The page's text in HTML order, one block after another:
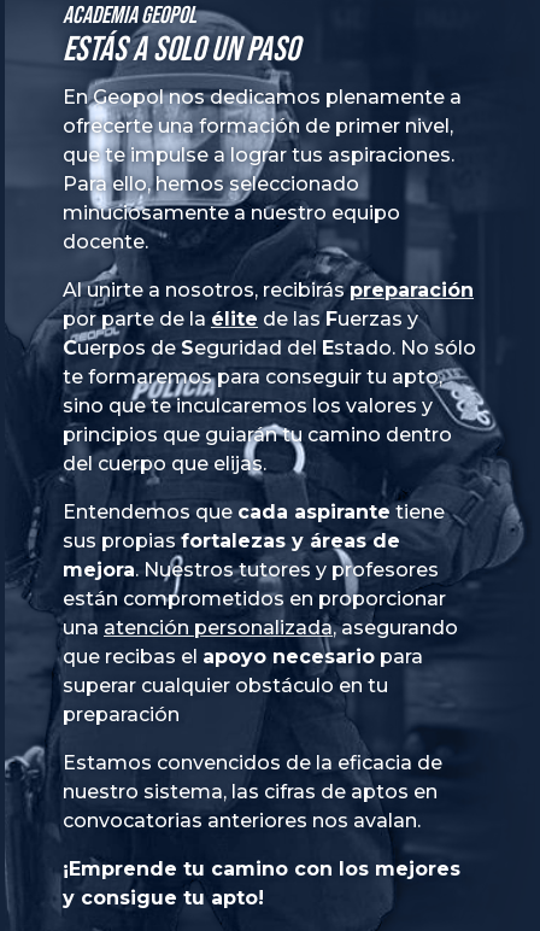
Academia GeoPol
Estás a solo un paso
En Geopol nos dedicamos plenamente a
ofrecerte una formación de primer nivel,
que te impulse a lograr tus aspiraciones.
Para ello, hemos seleccionado
minuciosamente a nuestro equipo
docente.
Al unirte a nosotros, recibiráspreparación
por parte de la élite de las Fuerzas y
Cuerpos de Seguridad del Estado. No sólo
te formaremos para conseguir tu apto,
sino que te inculcaremos los valores y
principios que guiarán tu camino dentro
del cuerpo que elijas.
Entendemos que cada aspirante tiene
sus propias fortalezas y áreas de
mejora. Nuestros tutores y profesores
están comprometidos en proporcionar
una atención personalizada, asegurando
que recibas el apoyo necesario para
superar cualquier obstáculo en tu
preparación
Estamos convencidos de la eficacia de
nuestro sistema, las cifras de aptos en
convocatorias anteriores nos avalan.
¡Emprende tu camino con los mejores
y consigue tu apto!